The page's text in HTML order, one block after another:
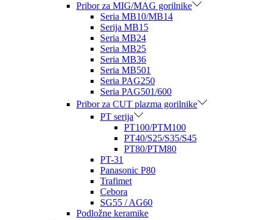
Pribor za MIG/MAG gorilnike
Seria MB10/MB14
Serija MB15
Seria MB24
Seria MB25
Seria MB36
Seria MB501
Seria PAG250
Seria PAG501/600
Pribor za CUT plazma gorilnike
PT serija
PT100/PTM100
PT40/S25/S35/S45
PT80/PTM80
PT-31
Panasonic P80
Trafimet
Cebora
SG55 / AG60
Podložne keramike